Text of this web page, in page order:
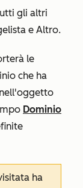
gli altri
e Altro.
le
che ha
Dominio
ha